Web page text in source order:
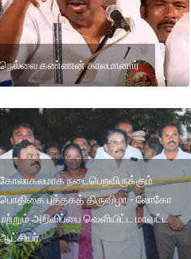
கண்ணன் காலமானார்
கோலாகலமாக நடைபெறவிருக்கும்
புத்தகத் திருவிழா - லோகோ
அறிவிப்பை வெளியிட்ட மாவட்ட